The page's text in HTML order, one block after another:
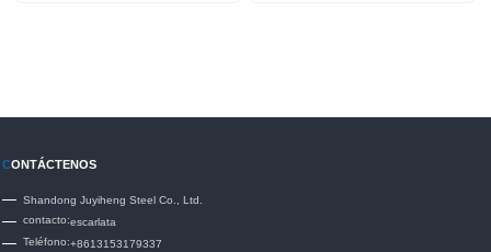
CONTÁCTENOS
Shandong Juyiheng Steel Co., Ltd.
contacto:escarlata
Teléfono:+8613153179337